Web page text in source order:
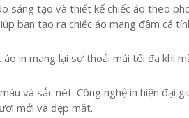
sáng tạo và thiết kế chiếc áo theo
bạn tạo ra chiếc áo mang đậm cá
in mang lại sự thoải mái tối đa khi
và sắc nét. Công nghệ in hiện đại
mới và đẹp mắt.